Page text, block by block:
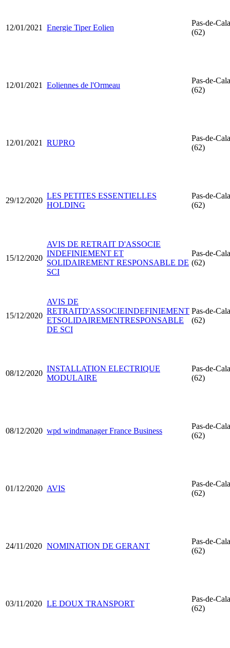
12/01/2021 Energie Tiper Eolien
Pas-de-
(62)
12/01/2021 Eoliennes de l'Ormeau
Pas-de-
(62)
12/01/2021 RUPRO
Pas-de-
(62)
29/12/2020
LES PETITES ESSENTIELLES
HOLDING
Pas-de-
(62)
15/12/2020
AVIS DE RETRAIT D'ASSOCIE
INDEFINIEMENT ET
SOLIDAIREMENT RESPONSABLE DE
SCI
Pas-de-
(62)
15/12/2020
AVIS DE
RETRAITD'ASSOCIEINDEFINIEMENT
ETSOLIDAIREMENTRESPONSABLE
DE SCI
Pas-de-
(62)
08/12/2020
INSTALLATION ELECTRIQUE
MODULAIRE
Pas-de-
(62)
08/12/2020 wpd windmanager France Business
Pas-de-
(62)
01/12/2020 AVIS
Pas-de-
(62)
24/11/2020 NOMINATION DE GERANT
Pas-de-
(62)
03/11/2020 LE DOUX TRANSPORT
Pas-de-
(62)